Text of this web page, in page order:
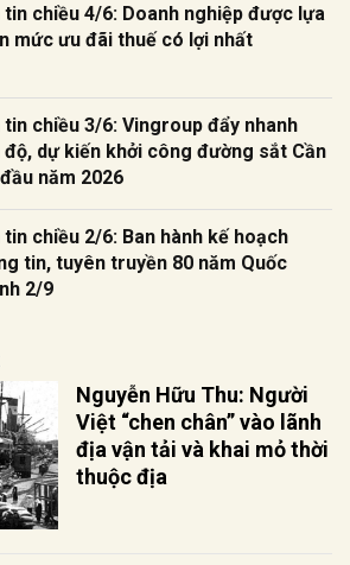
tin chiều 4/6: Doanh nghiệp được lựa
mức ưu đãi thuế có lợi nhất
tin chiều 3/6: Vingroup đẩy nhanh
độ, dự kiến khởi công đường sắt Cần
năm 2026
tin chiều 2/6: Ban hành kế hoạch
tin, tuyên truyền 80 năm Quốc
2/9
Nguyễn Hữu Thu: Người
Việt “chen chân” vào lãnh
địa vận tải và khai mỏ thời
thuộc địa